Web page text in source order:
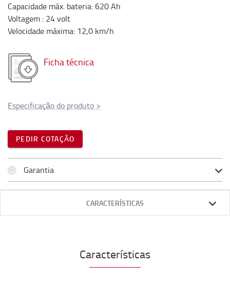
Capacidade máx. bateria:620Ah
Voltagem : 24volt
Velocidade máxima: 12,0 km/h
Ficha técnica
Especificação do produto >
PEDIR COTAÇÃO
Garantia
CARACTERÍSTICAS
Características